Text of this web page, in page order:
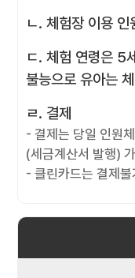
ㄴ. 체험장 이용
ㄷ. 체험 연령은 5
불능으로 유아는
ㄹ. 결제
- 결제는 당일 인원
(세금계산서 발행)
- 클린카드는 결제